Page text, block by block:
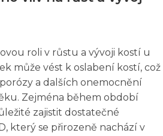
roli v růstu a vývoji kostí u
může vést k oslabení kostí, což
a dalších onemocnění
Zejména během období
zajistit dostatečné
který se přirozeně nachází v